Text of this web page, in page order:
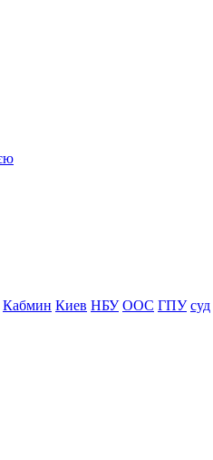
Кабмин Киев НБУ ООС ГПУ суд